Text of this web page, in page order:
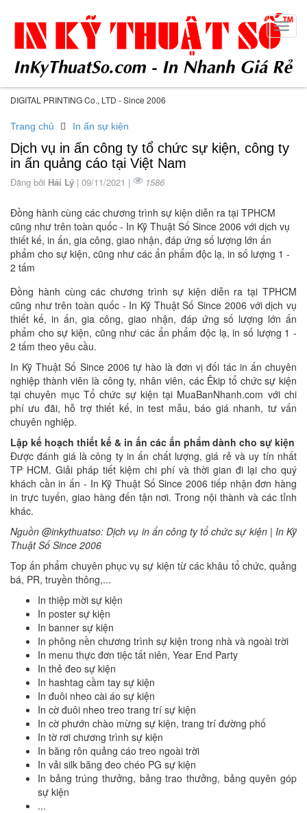
DIGITAL PRINTING Co., LTD - Since 2006
Trang chủ In ấn sự kiện
Dịch vụ in ấn công ty tổ chức sự kiện, công ty
in ấn quảng cáo tại Việt Nam
Đăng bởi Hải Lý | 09/11/2021 | 1586
Đồng hành cùng các chương trình sự kiện diễn ra tại TPHCM
cũng như trên toàn quốc - In Kỹ Thuật Số Since 2006 với dịch vụ
thiết kế, in ấn, gia công, giao nhận, đáp ứng số lượng lớn ấn
phẩm cho sự kiện, cũng như các ẩn phẩm độc lạ, in số lượng 1 -
2 tấm
Đồng hành cùng các chương trình sự kiện diễn ra tại TPHCM
cũng như trên toàn quốc - In Kỹ Thuật Số Since 2006 với dịch vụ
thiết kế, in ấn, gia công, giao nhận, đáp ứng số lượng lớn ấn
phẩm cho sự kiện, cũng như các ẩn phẩm độc lạ, in số lượng 1 -
2 tấm theo yêu cầu.
In Kỹ Thuật Số Since 2006 tự hào là đơn vị đối tác in ấn chuyên
nghiệp thành viên là công ty, nhân viên, các Êkip tổ chức sự kiện
tại chuyên mục Tổ chức sự kiện tại MuaBanNhanh.com với chi
phí ưu đãi, hỗ trợ thiết kế, in test mẫu, báo giá nhanh, tư vấn
chuyên nghiệp.
Lập kế hoạch thiết kế & in ấn các ấn phẩm dành cho sự kiện
Được đánh giá là công ty in ấn chất lượng, giá rẻ và uy tín nhất
TP HCM. Giải pháp tiết kiệm chi phí và thời gian đi lại cho quý
khách cần in ấn - In Kỹ Thuật Số Since 2006 tiếp nhận đơn hàng
in trực tuyến, giao hàng đến tận nơi. Trong nội thành và các tỉnh
khác.
Nguồn @inkythuatso: Dịch vụ in ấn công ty tổ chức sự kiện | In Kỹ
Thuật Số Since 2006
Top ấn phẩm chuyên phục vụ sự kiện từ các khâu tổ chức, quảng
bá, PR, truyền thông,...
In thiệp mời sự kiện
In poster sự kiện
In banner sự kiện
In phông nền chương trình sự kiện trong nhà và ngoài trời
In menu thực đơn tiệc tất niên, Year End Party
In thẻ đeo sự kiện
In hashtag cầm tay sự kiện
In đuôi nheo cài áo sự kiện
In cờ đuôi nheo treo trang trí sự kiện
In cờ phướn chào mừng sự kiện, trang trí đường phố
In tờ rơi chương trình sự kiện
In băng rôn quảng cáo treo ngoài trời
In vải silk băng đeo chéo PG sự kiện
In bảng trúng thưởng, bảng trao thưởng, bảng quyên góp
sự kiện
...